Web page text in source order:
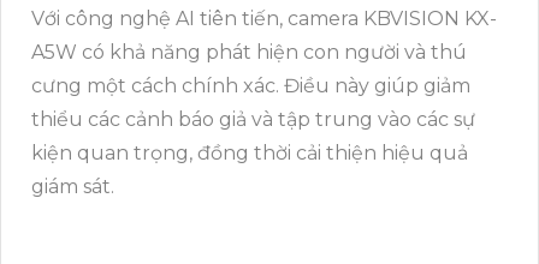
Với công nghệ AI tiên tiến, camera KBVISION KX-
A5W có khả năng phát hiện con người và thú
cưng một cách chính xác. Điều này giúp giảm
thiểu các cảnh báo giả và tập trung vào các sự
kiện quan trọng, đồng thời cải thiện hiệu quả
giám sát.